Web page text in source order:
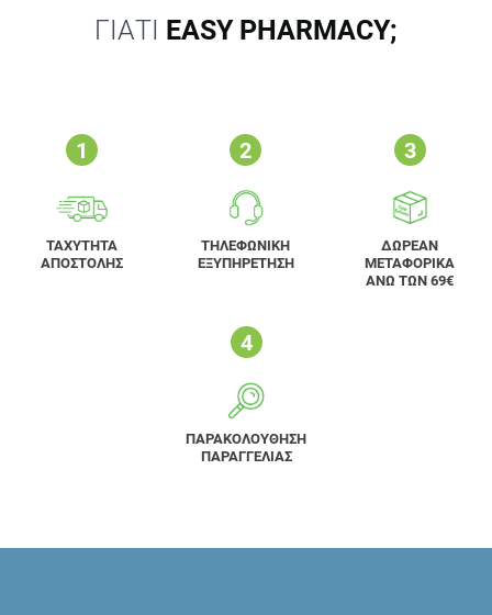
ΓΙΑΤΙ EASY PHARMACY;
ΤΑΧΥΤΗΤΑ
ΑΠΟΣΤΟΛΗΣ
ΤΗΛΕΦΩΝΙΚΗ
ΕΞΥΠΗΡΕΤΗΣΗ
ΔΩΡΕΑΝ
ΜΕΤΑΦΟΡΙΚΑ
ΑΝΩ ΤΩΝ 69€
ΠΑΡΑΚΟΛΟΥΘΗΣΗ
ΠΑΡΑΓΓΕΛΙΑΣ